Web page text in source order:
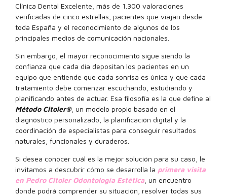
Clínica Dental Excelente, más de 1.300 valoraciones
verificadas de cinco estrellas, pacientes que viajan desde
toda España y el reconocimiento de algunos de los
principales medios de comunicación nacionales.
Sin embargo, el mayor reconocimiento sigue siendo la
confianza que cada día depositan los pacientes en un
equipo que entiende que cada sonrisa es única y que cada
tratamiento debe comenzar escuchando, estudiando y
planificando antes de actuar. Esa filosofía es la que define al
Método Citoler®, un modelo propio basado en el
diagnóstico personalizado, la planificación digital y la
coordinación de especialistas para conseguir resultados
naturales, funcionales y duraderos.
Si desea conocer cuál es la mejor solución para su caso, le
invitamos a descubrir cómo se desarrolla la primera visita
en Pedro Citoler Odontología Estética, un encuentro
donde podrá comprender su situación, resolver todas sus